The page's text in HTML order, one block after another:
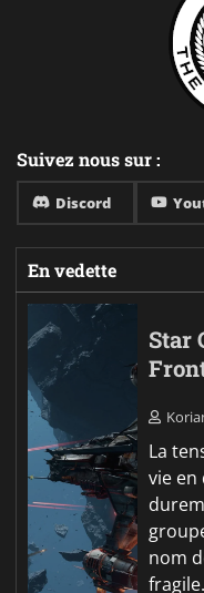
Suivez nous sur :
Discord
En vedette
Star
La
vie en
nom